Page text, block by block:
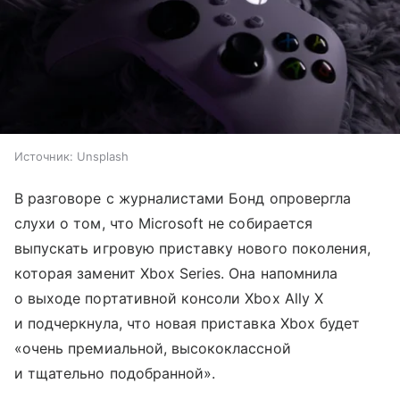
Источник: Unsplash
В разговоре с журналистами Бонд опровергла
слухи о том, что Microsoft не собирается
выпускать игровую приставку нового поколения,
которая заменит Xbox Series. Она напомнила
о выходе портативной консоли Xbox Ally X
и подчеркнула, что новая приставка Xbox будет
«очень премиальной, высококлассной
и тщательно подобранной».